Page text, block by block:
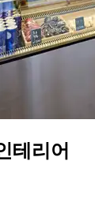
테리어